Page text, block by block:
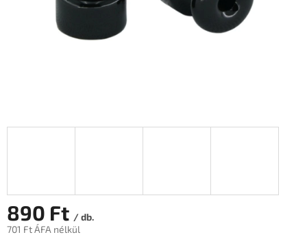
890 Ft / db.
701 Ft ÁFA nélkül